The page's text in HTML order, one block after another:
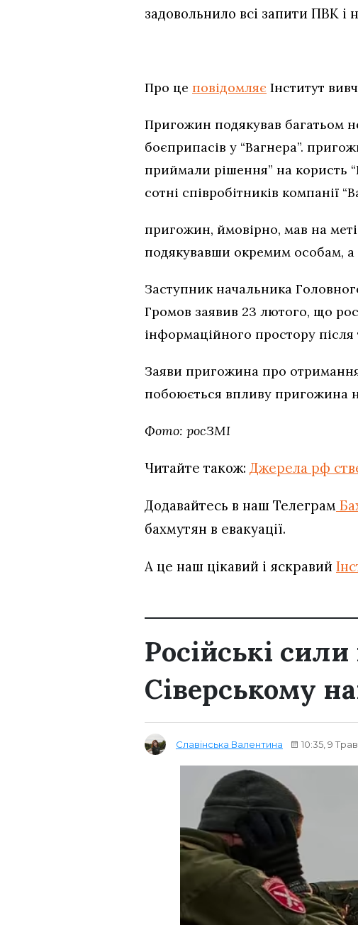
задовольнило всі запити ПВК і
Про це повідомляє Інститут
Пригожин подякував багатьом
боєприпасів у “Вагнера”.
приймали рішення” на користь
сотні співробітників компанії
пригожин, ймовірно, мав на меті
подякувавши окремим особам, а
Заступник начальника
Громов заявив 23 лютого, що
інформаційного простору
Заяви пригожина про
побоюється впливу пригожина
Фото: росЗМІ
Читайте також: Джерела рф
Додавайтесь в наш Телеграм
бахмутян в евакуації.
А це наш цікавий і яскравий
Російські
Сіверському
Славінська Валентина 10:35, 9